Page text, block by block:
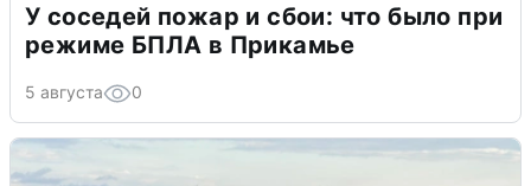
У соседей пожар и сбои: что было при
режиме БПЛА в Прикамье
5 августа 0